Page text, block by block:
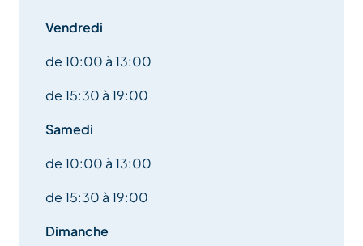
Vendredi
de 10:00 à 13:00
de 15:30 à 19:00
Samedi
de 10:00 à 13:00
de 15:30 à 19:00
Dimanche